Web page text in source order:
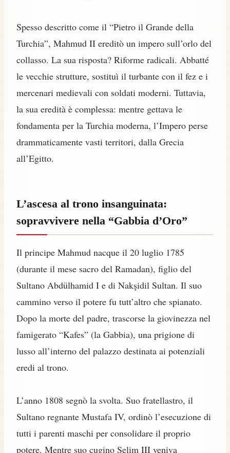
Spesso descritto come il “Pietro il Grande della
Turchia”, Mahmud II ereditò un impero sull’orlo del
collasso. La sua risposta? Riforme radicali. Abbatté
le vecchie strutture, sostituì il turbante con il fez e i
mercenari medievali con soldati moderni. Tuttavia,
la sua eredità è complessa: mentre gettava le
fondamenta per la Turchia moderna, l’Impero perse
drammaticamente vasti territori, dalla Grecia
all’Egitto.
L’ascesa al trono insanguinata:
sopravvivere nella “Gabbia d’Oro”
Il principe Mahmud nacque il 20 luglio 1785
(durante il mese sacro del Ramadan), figlio del
Sultano Abdülhamid I e di Nakşidil Sultan. Il suo
cammino verso il potere fu tutt’altro che spianato.
Dopo la morte del padre, trascorse la giovinezza nel
famigerato “Kafes” (la Gabbia), una prigione di
lusso all’interno del palazzo destinata ai potenziali
eredi al trono.
L’anno 1808 segnò la svolta. Suo fratellastro, il
Sultano regnante Mustafa IV, ordinò l’esecuzione di
tutti i parenti maschi per consolidare il proprio
potere. Mentre suo cugino Selim III veniva